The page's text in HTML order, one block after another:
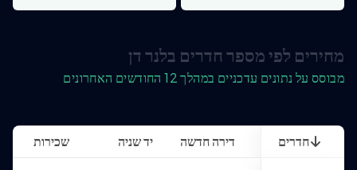
מחירים לפי מספר חדרים בלנר דן
מבוסס על נתונים עדכניים במהלך 12 החודשים האחרונים
חדרים דירה חדשה יד שניה שכירות